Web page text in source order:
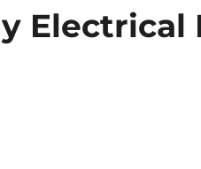
Electrical